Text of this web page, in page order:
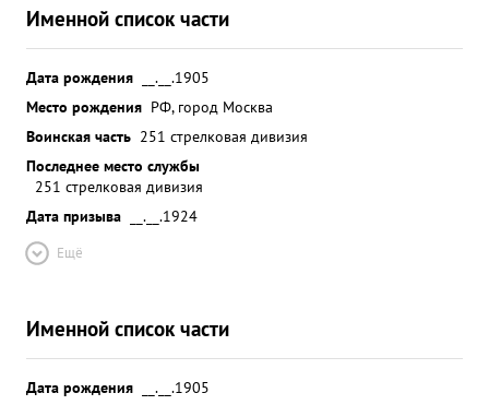
Именной список части
Дата рождения
__.__.1905
Место рождения РФ, город Москва
Воинская часть 251 стрелковая дивизия
Последнее место службы
251 стрелковая дивизия
Дата призыва
__.__.1924
Ещё
Именной список части
Дата рождения
__.__.1905